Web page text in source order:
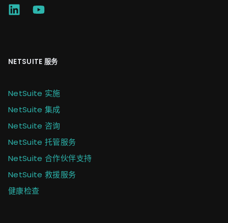
NETSUITE 服务
NetSuite 实施
NetSuite 集成
NetSuite 咨询
NetSuite 托管服务
NetSuite 合作伙伴支持
NetSuite 救援服务
健康检查